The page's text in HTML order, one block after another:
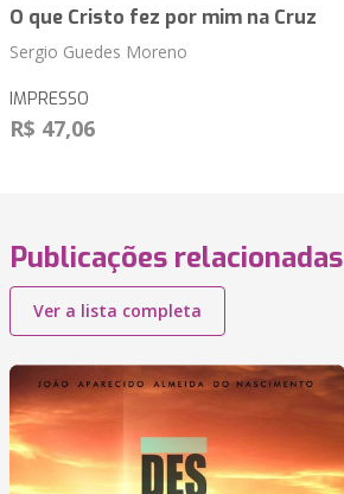
O que Cristo fez por mim na Cruz
Sergio Guedes Moreno
IMPRESSO
R$ 47,06
Publicações relacionadas
Ver a lista completa